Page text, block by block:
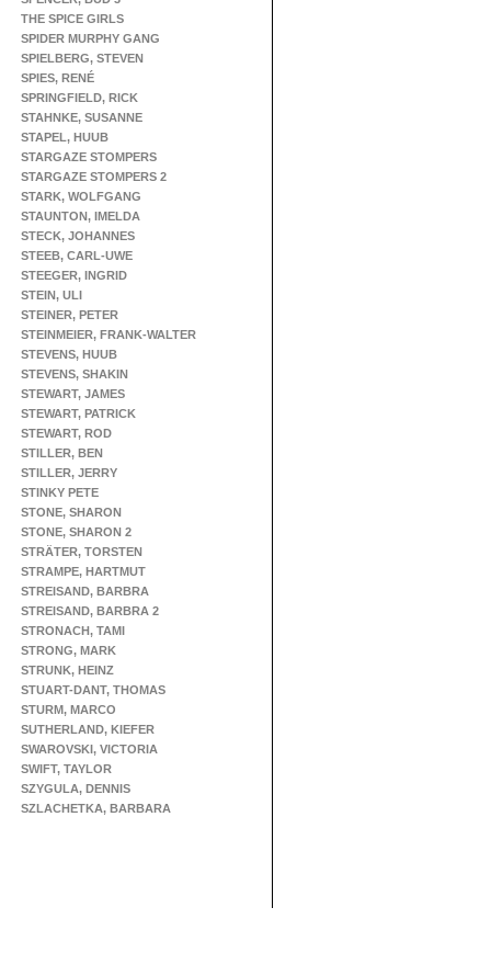
THE SPICE GIRLS
SPIDER MURPHY GANG
SPIELBERG, STEVEN
SPIES, RENÉ
SPRINGFIELD, RICK
STAHNKE, SUSANNE
STAPEL, HUUB
STARGAZE STOMPERS
STARGAZE STOMPERS 2
STARK, WOLFGANG
STAUNTON, IMELDA
STECK, JOHANNES
STEEB, CARL-UWE
STEEGER, INGRID
STEIN, ULI
STEINER, PETER
STEINMEIER, FRANK-WALTER
STEVENS, HUUB
STEVENS, SHAKIN
STEWART, JAMES
STEWART, PATRICK
STEWART, ROD
STILLER, BEN
STILLER, JERRY
STINKY PETE
STONE, SHARON
STONE, SHARON 2
STRÄTER, TORSTEN
STRAMPE, HARTMUT
STREISAND, BARBRA
STREISAND, BARBRA 2
STRONACH, TAMI
STRONG, MARK
STRUNK, HEINZ
STUART-DANT, THOMAS
STURM, MARCO
SUTHERLAND, KIEFER
SWAROVSKI, VICTORIA
SWIFT, TAYLOR
SZYGULA, DENNIS
SZLACHETKA, BARBARA